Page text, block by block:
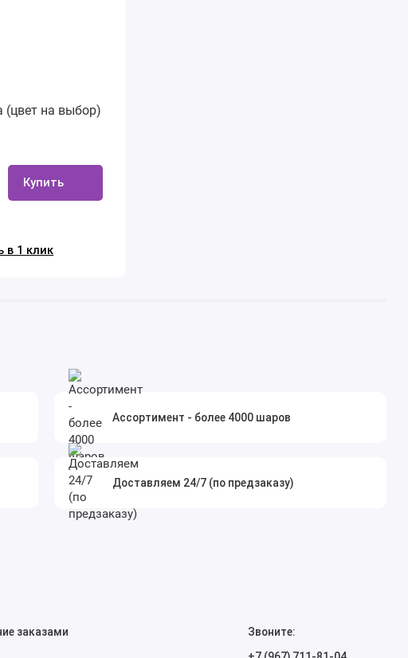
(цвет на выбор)
Купить
в 1 клик
Ассортимент - более 4000 шаров
Доставляем 24/7 (по предзаказу)
заказами
Звоните: